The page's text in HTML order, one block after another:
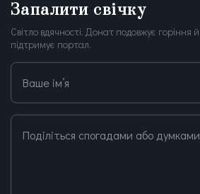
Запалити свічку
Світло вдячності. Донат подовжує горіння й
підтримує портал.
Ваше ім’я
Поділіться спогадами або думками